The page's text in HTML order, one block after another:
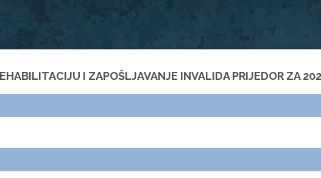
I ZAPOŠLJAVANJE INVALIDA PRIJEDOR ZA